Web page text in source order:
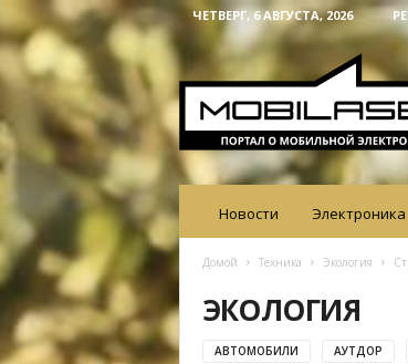
ЧЕТВЕРГ, 6 АВГУСТА, 2026
M
o
b
l
a
s
e
r
Новости Электроника
Домой Техника Экология
ЭКОЛОГИЯ
АВТОМОБИЛИ АУТДОР